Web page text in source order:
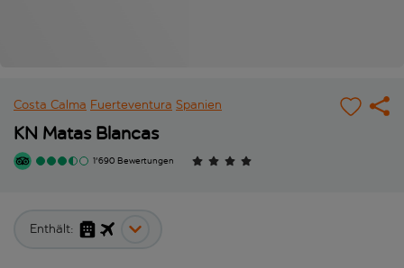
Costa Calma Fuerteventura Spanien
KN Matas Blancas
1'690 Bewertungen
Enthält: